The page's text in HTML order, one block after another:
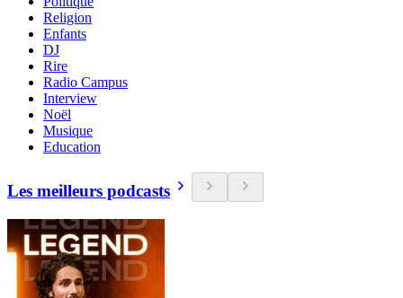
Religion
Enfants
DJ
Rire
Radio Campus
Interview
Noël
Musique
Education
Les meilleurs podcasts